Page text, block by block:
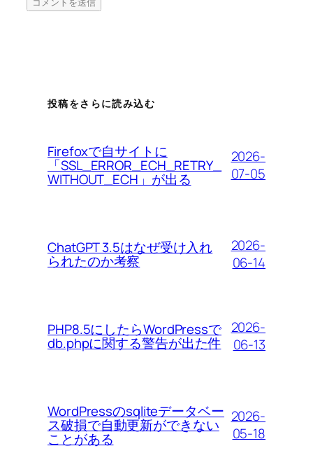
投稿をさらに読み込む
Firefoxで自サイトに
「SSL_ERROR_ECH_RETRY_
WITHOUT_ECH」が出る
2026-
07-05
ChatGPT 3.5はなぜ受け入れ
られたのか考察
2026-
06-14
PHP8.5にしたらWordPressで
db.phpに関する警告が出た件
2026-
06-13
WordPressのsqliteデータベー
ス破損で自動更新ができない
ことがある
2026-
05-18